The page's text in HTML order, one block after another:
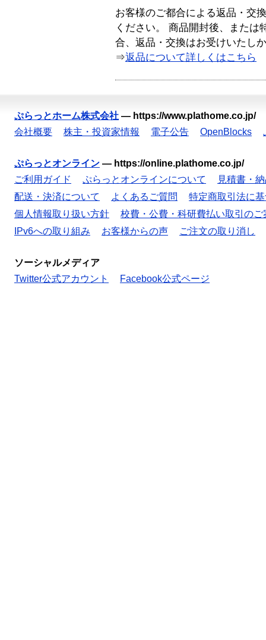
お客様のご都合による返品・交
ください。 商品開封後、または
合、返品・交換はお受けいたし
⇒返品について詳しくはこちら
ぷらっとホーム株式会社 — https://www.plathome.co.jp/
会社概要
株主・投資家情報 電子公告 OpenBlocks
ぷらっとオンライン — https://online.plathome.co.jp/
ご利用ガイド
ぷらっとオンラインについて
見積書・
配送・決済について
よくあるご質問
特定商取引法に
個人情報取り扱い方針
校費・公費・科研費払い取引のご
IPv6への取り組み
お客様からの声 ご注文の取り消し
ソーシャルメディア
Twitter公式アカウント
Facebook公式ページ